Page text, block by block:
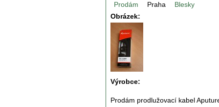
Prodám Praha
Blesky
Obrázek:
Výrobce:
Prodám prodlužovací kabel